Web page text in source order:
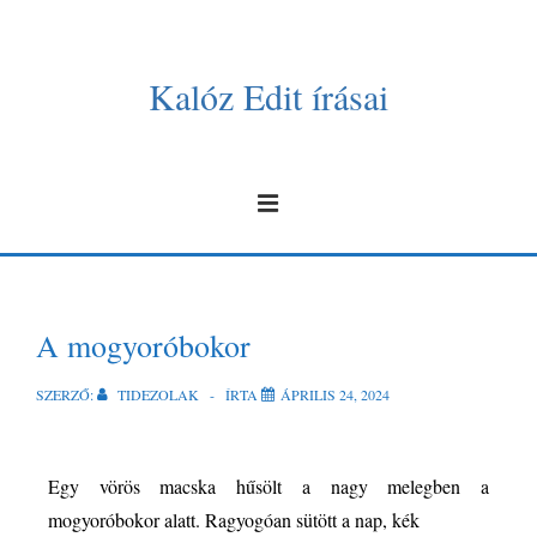
Kalóz Edit írásai
A mogyoróbokor
SZERZŐ: TIDEZOLAK ÍRTA ÁPRILIS 24, 2024
Egy vörös macska hűsölt a nagy melegben a
mogyoróbokor alatt. Ragyogóan sütött a nap, kék